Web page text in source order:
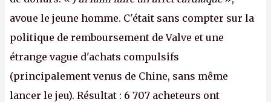
avoue le jeune homme. C'était sans compter sur la
politique de remboursement de Valve et une
étrange vague d'achats compulsifs
(principalement venus de Chine, sans même
lancer le jeu). Résultat : 6 707 acheteurs ont